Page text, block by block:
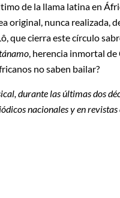
de la llama latina en
original, nunca realizada,
que cierra este círculo
, herencia inmortal de
no saben bailar?
durante las últimas dos
nacionales y enrevistas